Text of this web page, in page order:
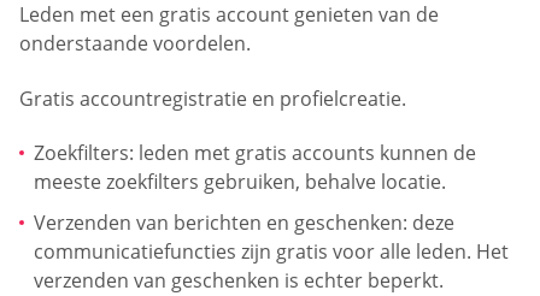
Leden met een gratis account genieten van de
onderstaande voordelen.
Gratis accountregistratie en profielcreatie.
Zoekfilters: leden met gratis accounts kunnen de
meeste zoekfilters gebruiken, behalve locatie.
Verzenden van berichten en geschenken: deze
communicatiefuncties zijn gratis voor alle leden. Het
verzenden van geschenken is echter beperkt.